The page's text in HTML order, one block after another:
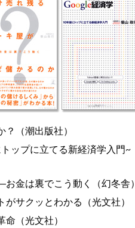
（潮出版社）
ップに立てる新経済学入門~
金は裏でこう動く（幻冬舎）
がサクッとわかる（光文社）
（光文社）